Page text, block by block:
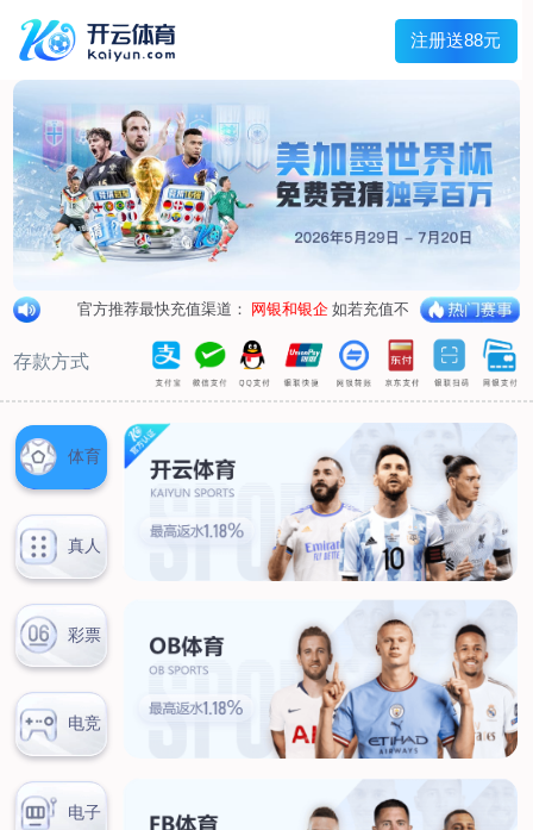
首页
关于我们
荣誉资质
合作伙伴
产品中心
烤箱纸
蜡纸
防油纸
糖果包装纸
汉堡包装纸
包肉纸
吸油纸
新闻展示
公司新闻
行业资讯
联系我们
联系方式
客户留言